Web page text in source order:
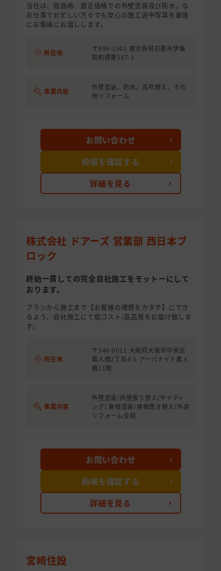
当社は、低価格、適正価格での外壁塗装及び防水。な
お仕事でお忙しい方々でも安心の施工途中写真を最後
にお客様にお渡しします。
所在地
〒899-2502 鹿児島県日置市伊集
院町徳重587-1
事業内容
外壁塗装、防水、瓦吹替え、その
他リフォーム
詳細を見る
お問い合わせ
相場を確認する
株式会社 ドアーズ 営業部 西日本ブ
ロック
終始一貫しての完全自社施工をモットーにして
おります。
プランから施工まで【お客様の理想をカタチ】にでき
るよう、自社施工にて低コスト/高品質をお届け致しま
す。
所在地
〒540-0011 大阪府大阪市中央区
農人橋2丁目4-1 アーバナイト農人
橋11階
事業内容
外壁塗装/外壁張り替え(サイディ
ング) 屋根塗装/屋根葺き替え/外装
リフォーム全般
詳細を見る
お問い合わせ
相場を確認する
宮崎住設